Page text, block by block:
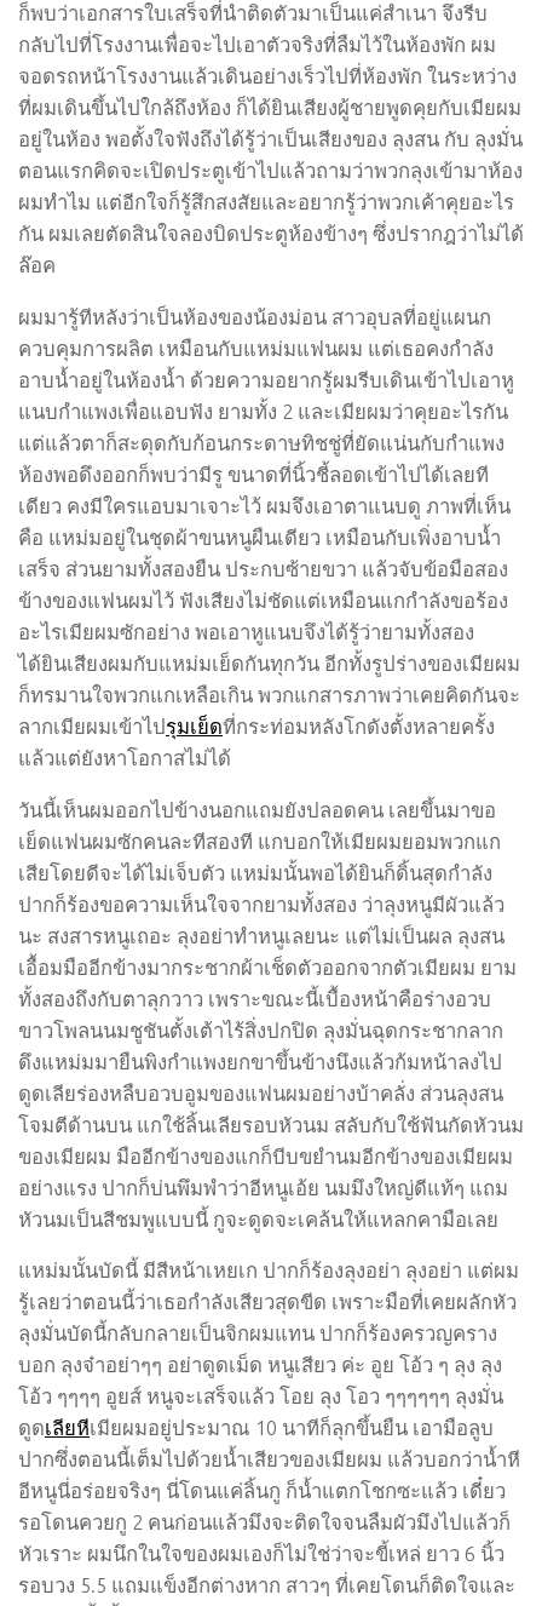
ก็พบว่าเอกสารใบเสร็จที่นำติดตัวมาเป็นแค่สำเนา จึงรีบ
กลับไปที่โรงงานเพื่อจะไปเอาตัวจริงที่ลืมไว้ในห้องพัก ผม
จอดรถหน้าโรงงานแล้วเดินอย่างเร็วไปที่ห้องพัก ในระหว่าง
ที่ผมเดินขึ้นไปใกล้ถึงห้อง ก็ได้ยินเสียงผู้ชายพูดคุยกับเมียผม
อยู่ในห้อง พอตั้งใจฟังถึงได้รู้ว่าเป็นเสียงของ ลุงสน กับ ลุงมั่น
ตอนแรกคิดจะเปิดประตูเข้าไปแล้วถามว่าพวกลุงเข้ามาห้อง
ผมทำไม แต่อีกใจก็รู้สึกสงสัยและอยากรู้ว่าพวกเค้าคุยอะไร
กัน ผมเลยตัดสินใจลองบิดประตูห้องข้างๆ ซึ่งปรากฎว่าไม่ได้
ล๊อค
ผมมารู้ทีหลังว่าเป็นห้องของน้องม่อน สาวอุบลที่อยู่แผนก
ควบคุมการผลิต เหมือนกับแหม่มแฟนผม แต่เธอคงกำลัง
อาบน้ำอยู่ในห้องน้ำ ด้วยความอยากรู้ผมรีบเดินเข้าไปเอาหู
แนบกำแพงเพื่อแอบฟัง ยามทั้ง 2 และเมียผมว่าคุยอะไรกัน
แต่แล้วตาก็สะดุดกับก้อนกระดาษทิชชู่ที่ยัดแน่นกับกำแพง
ห้องพอดึงออกก็พบว่ามีรู ขนาดที่นิ้วชี้ลอดเข้าไปได้เลยที
เดียว คงมีใครแอบมาเจาะไว้ ผมจึงเอาตาแนบดู ภาพที่เห็น
คือ แหม่มอยู่ในชุดผ้าขนหนูผืนเดียว เหมือนกับเพิ่งอาบน้ำ
เสร็จ ส่วนยามทั้งสองยืน ประกบซ้ายขวา แล้วจับข้อมือสอง
ข้างของแฟนผมไว้ ฟังเสียงไม่ชัดแต่เหมือนแกกำลังขอร้อง
อะไรเมียผมซักอย่าง พอเอาหูแนบจึงได้รู้ว่ายามทั้งสอง
ได้ยินเสียงผมกับแหม่มเย็ดกันทุกวัน อีกทั้งรูปร่างของเมียผม
ก็ทรมานใจพวกแกเหลือเกิน พวกแกสารภาพว่าเคยคิดกันจะ
ลากเมียผมเข้าไปรุมเย็ดที่กระท่อมหลังโกดังตั้งหลายครั้ง
แล้วแต่ยังหาโอกาสไม่ได้
วันนี้เห็นผมออกไปข้างนอกแถมยังปลอดคน เลยขึ้นมาขอ
เย็ดแฟนผมซักคนละทีสองที แกบอกให้เมียผมยอมพวกแก
เสียโดยดีจะได้ไม่เจ็บตัว แหม่มนั้นพอได้ยินก็ดิ้นสุดกำลัง
ปากก็ร้องขอความเห็นใจจากยามทั้งสอง ว่าลุงหนูมีผัวแล้ว
นะ สงสารหนูเถอะ ลุงอย่าทำหนูเลยนะ แต่ไม่เป็นผล ลุงสน
เอื้อมมืออีกข้างมากระชากผ้าเช็ดตัวออกจากตัวเมียผม ยาม
ทั้งสองถึงกับตาลุกวาว เพราะขณะนี้เบื้องหน้าคือร่างอวบ
ขาวโพลนนมชูชันตั้งเต้าไร้สิ่งปกปิด ลุงมั่นฉุดกระชากลาก
ดึงแหม่มมายืนพิงกำแพงยกขาขึ้นข้างนึงแล้วก้มหน้าลงไป
ดูดเลียร่องหลืบอวบอูมของแฟนผมอย่างบ้าคลั่ง ส่วนลุงสน
โจมตีด้านบน แกใช้ลิ้นเลียรอบหัวนม สลับกับใช้ฟันกัดหัวนม
ของเมียผม มืออีกข้างของแกก็บีบขยำนมอีกข้างของเมียผม
อย่างแรง ปากก็บ่นพึมพำว่าอีหนูเอ้ย นมมึงใหญ่ดีแท้ๆ แถม
หัวนมเป็นสีชมพูแบบนี้ กูจะดูดจะเคล้นให้แหลกคามือเลย
แหม่มนั้นบัดนี้ มีสีหน้าเหยเก ปากก็ร้องลุงอย่า ลุงอย่า แต่ผม
รู้เลยว่าตอนนี้ว่าเธอกำลังเสียวสุดขีด เพราะมือที่เคยผลักหัว
ลุงมั่นบัดนี้กลับกลายเป็นจิกผมแทน ปากก็ร้องครวญคราง
บอก ลุงจ๋าอย่าๆๆ อย่าดูดเม็ด หนูเสียว ค่ะ อูย โอ้ว ๆ ลุง ลุง
โอ้ว ๆๆๆๆ อูยส์ หนูจะเสร็จแล้ว โอย ลุง โอว ๆๆๆๆๆๆ ลุงมั่น
ดูดเลียหีเมียผมอยู่ประมาณ 10 นาทีก็ลุกขึ้นยืน เอามือลูบ
ปากซึ่งตอนนี้เต็มไปด้วยน้ำเสียวของเมียผม แล้วบอกว่าน้ำหี
อีหนูนี่อร่อยจริงๆ นี่โดนแค่ลิ้นกู ก็น้ำแตกโชกซะแล้ว เดี๋ยว
รอโดนควยกู 2 คนก่อนแล้วมึงจะติดใจจนลืมผัวมึงไปแล้วก็
หัวเราะ ผมนึกในใจของผมเองก็ไม่ใช่ว่าจะขี้เหล่ ยาว 6 นิ้ว
รอบวง 5.5 แถมแข็งอีกต่างหาก สาวๆ ที่เคยโดนก็ติดใจและ